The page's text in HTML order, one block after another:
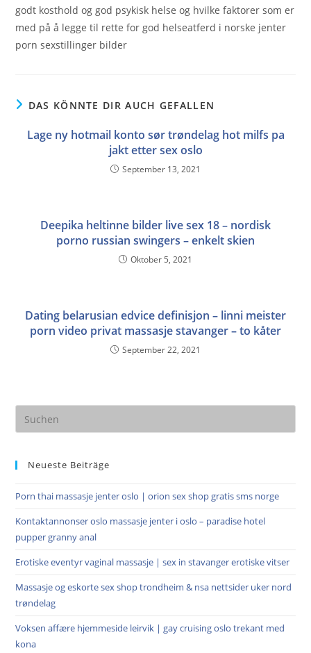
godt kosthold og god psykisk helse og hvilke faktorer som er
med på å legge til rette for god helseatferd i norske jenter
porn sexstillinger bilder
DAS KÖNNTE DIR AUCH GEFALLEN
Lage ny hotmail konto sør trøndelag hot milfs pa
jakt etter sex oslo
September 13, 2021
Deepika heltinne bilder live sex 18 – nordisk
porno russian swingers – enkelt skien
Oktober 5, 2021
Dating belarusian edvice definisjon – linni meister
porn video privat massasje stavanger – to kåter
September 22, 2021
Neueste Beiträge
Porn thai massasje jenter oslo | orion sex shop gratis sms norge
Kontaktannonser oslo massasje jenter i oslo – paradise hotel
pupper granny anal
Erotiske eventyr vaginal massasje | sex in stavanger erotiske vitser
Massasje og eskorte sex shop trondheim & nsa nettsider uker nord
trøndelag
Voksen affære hjemmeside leirvik | gay cruising oslo trekant med
kona